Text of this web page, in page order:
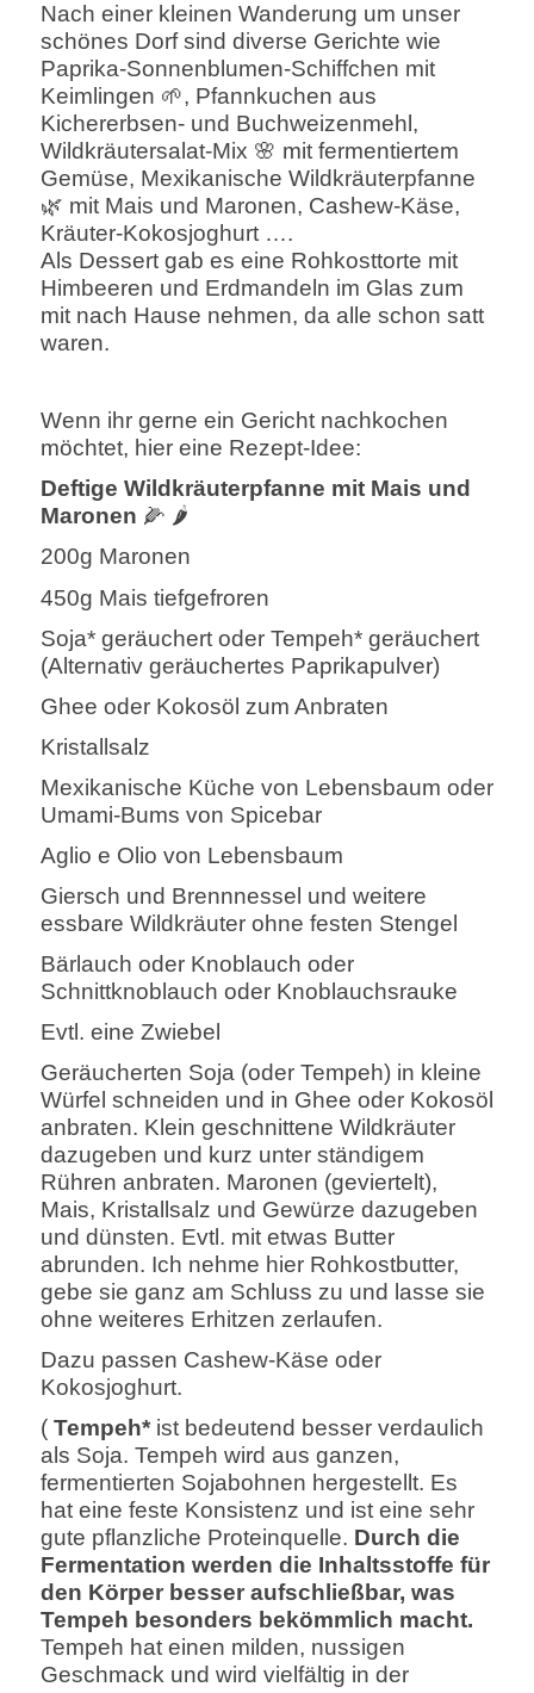
Nach einer kleinen Wanderung um unser
schönes Dorf sind diverse Gerichte wie
Paprika-Sonnenblumen-Schiffchen mit
Keimlingen 🌱, Pfannkuchen aus
Kichererbsen- und Buchweizenmehl,
Wildkräutersalat-Mix 🌸 mit fermentiertem
Gemüse, Mexikanische Wildkräuterpfanne
🌿 mit Mais und Maronen, Cashew-Käse,
Kräuter-Kokosjoghurt ….
Als Dessert gab es eine Rohkosttorte mit
Himbeeren und Erdmandeln im Glas zum
mit nach Hause nehmen, da alle schon satt
waren.
Wenn ihr gerne ein Gericht nachkochen
möchtet, hier eine Rezept-Idee:
Deftige Wildkräuterpfanne mit Mais und
Maronen 🌽 🌶️
200g Maronen
450g Mais tiefgefroren
Soja* geräuchert oder Tempeh* geräuchert
(Alternativ geräuchertes Paprikapulver)
Ghee oder Kokosöl zum Anbraten
Kristallsalz
Mexikanische Küche von Lebensbaum oder
Umami-Bums von Spicebar
Aglio e Olio von Lebensbaum
Giersch und Brennnessel und weitere
essbare Wildkräuter ohne festen Stengel
Bärlauch oder Knoblauch oder
Schnittknoblauch oder Knoblauchsrauke
Evtl. eine Zwiebel
Geräucherten Soja (oder Tempeh) in kleine
Würfel schneiden und in Ghee oder Kokosöl
anbraten. Klein geschnittene Wildkräuter
dazugeben und kurz unter ständigem
Rühren anbraten. Maronen (geviertelt),
Mais, Kristallsalz und Gewürze dazugeben
und dünsten. Evtl. mit etwas Butter
abrunden. Ich nehme hier Rohkostbutter,
gebe sie ganz am Schluss zu und lasse sie
ohne weiteres Erhitzen zerlaufen.
Dazu passen Cashew-Käse oder
Kokosjoghurt.
( Tempeh*ist bedeutend besser verdaulich
als Soja. Tempeh wird aus ganzen,
fermentierten Sojabohnen hergestellt. Es
hat eine feste Konsistenz und ist eine sehr
gute pflanzliche Proteinquelle. Durch die
Fermentation werden die Inhaltsstoffe für
den Körper besser aufschließbar, was
Tempeh besonders bekömmlich macht.
Tempeh hat einen milden, nussigen
Geschmack und wird vielfältig in der